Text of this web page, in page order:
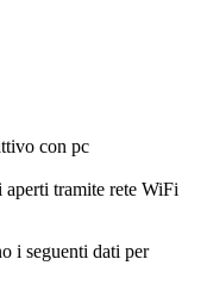
con pc
tramite rete WiFi
i seguenti dati per